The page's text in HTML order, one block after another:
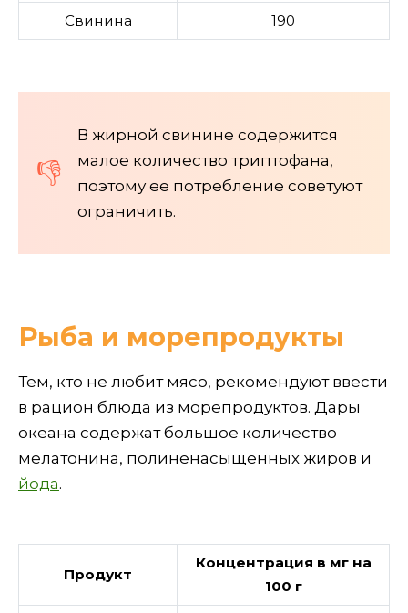
Свинина 190
В жирной свинине содержится
малое количество триптофана,
поэтому ее потребление советуют
ограничить.
Рыба и морепродукты
Тем, кто не любит мясо, рекомендуют ввести
в рацион блюда из морепродуктов. Дары
океана содержат большое количество
мелатонина, полиненасыщенных жиров и
йода.
Продукт
Концентрация в мг на
100 г